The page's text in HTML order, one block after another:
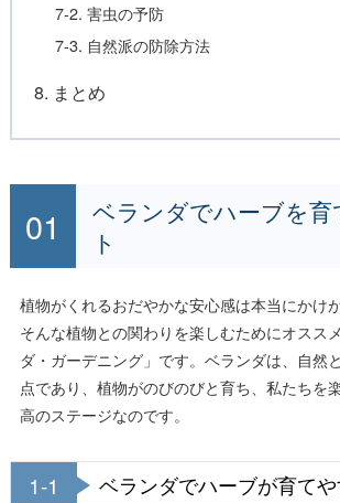
7-2. 害虫の予防
7-3. 自然派の防除方法
8. まとめ
ベランダでハーブを育
ト
植物がくれるおだやかな安心感は本当にかけ
そんな植物との関わりを楽しむためにオスス
ダ・ガーデニング」です。ベランダは、自然
点であり、植物がのびのびと育ち、私たちを
高のステージなのです。
1-1 ベランダでハーブが育て